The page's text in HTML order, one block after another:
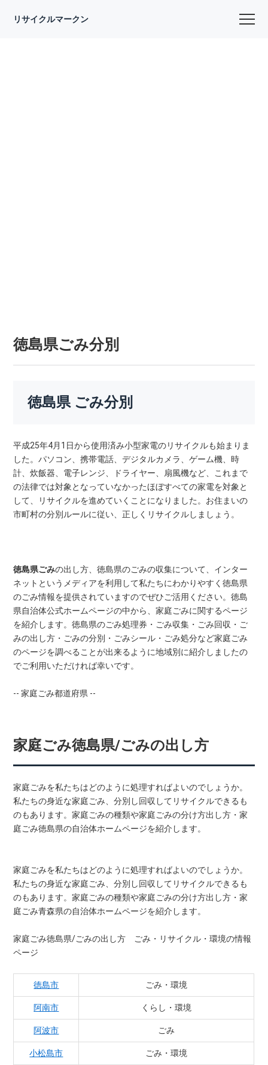
リサイクルマークン
徳島県ごみ分別
徳島県 ごみ分別
平成25年4月1日から使用済み小型家電のリサイクルも始まりま
した。パソコン、携帯電話、デジタルカメラ、ゲーム機、時
計、炊飯器、電子レンジ、ドライヤー、扇風機など、これまで
の法律では対象となっていなかったほぼすべての家電を対象と
して、リサイクルを進めていくことになりました。お住まいの
市町村の分別ルールに従い、正しくリサイクルしましょう。
徳島県ごみの出し方、徳島県のごみの収集について、インター
ネットというメディアを利用して私たちにわかりやすく徳島県
のごみ情報を提供されていますのでぜひご活用ください。徳島
県自治体公式ホームページの中から、家庭ごみに関するページ
を紹介します。徳島県のごみ処理券・ごみ収集・ごみ回収・ご
みの出し方・ごみの分別・ごみシール・ごみ処分など家庭ごみ
のページを調べることが出来るように地域別に紹介しましたの
でご利用いただければ幸いです。
-- 家庭ごみ都道府県 --
家庭ごみ徳島県/ごみの出し方
家庭ごみを私たちはどのように処理すればよいのでしょうか。
私たちの身近な家庭ごみ、分別し回収してリサイクルできるも
のもあります。家庭ごみの種類や家庭ごみの分け方出し方・家
庭ごみ徳島県の自治体ホームページを紹介します。
家庭ごみを私たちはどのように処理すればよいのでしょうか。
私たちの身近な家庭ごみ、分別し回収してリサイクルできるも
のもあります。家庭ごみの種類や家庭ごみの分け方出し方・家
庭ごみ青森県の自治体ホームページを紹介します。
家庭ごみ徳島県/ごみの出し方 ごみ・リサイクル・環境の情報
ページ
徳島市 ごみ・環境
阿南市 くらし・環境
阿波市 ごみ
小松島市 ごみ・環境